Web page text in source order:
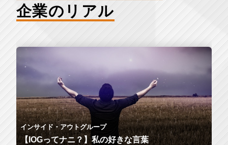
企業のリアル
インサイド・アウトグループ
【IOGってナニ？】私の好きな言葉